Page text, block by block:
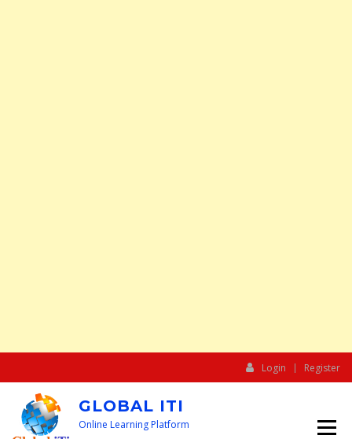
Login Register
GLOBAL ITI
Online Learning Platform